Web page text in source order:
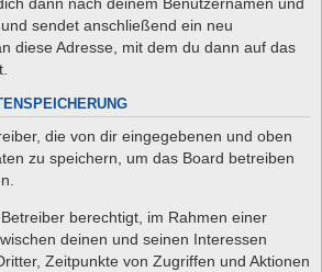
sendet anschließend ein neu
diese Adresse, mit dem du dann auf das
die von dir eingegebenen und oben
zu speichern, um das Board betreiben
berechtigt, im Rahmen einer
deinen und seinen Interessen
Zeitpunkte von Zugriffen und Aktionen